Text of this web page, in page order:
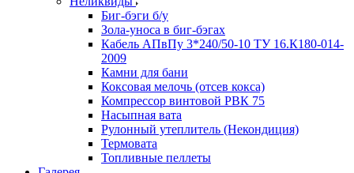
Биг-бэги б/у
Зола-уноса в биг-бэгах
Кабель АПвПу 3*240/50-10 ТУ 16.К180-014-
2009
Камни для бани
Коксовая мелочь (отсев кокса)
Компрессор винтовой РВК 75
Насыпная вата
Рулонный утеплитель (Некондиция)
Термовата
Топливные пеллеты